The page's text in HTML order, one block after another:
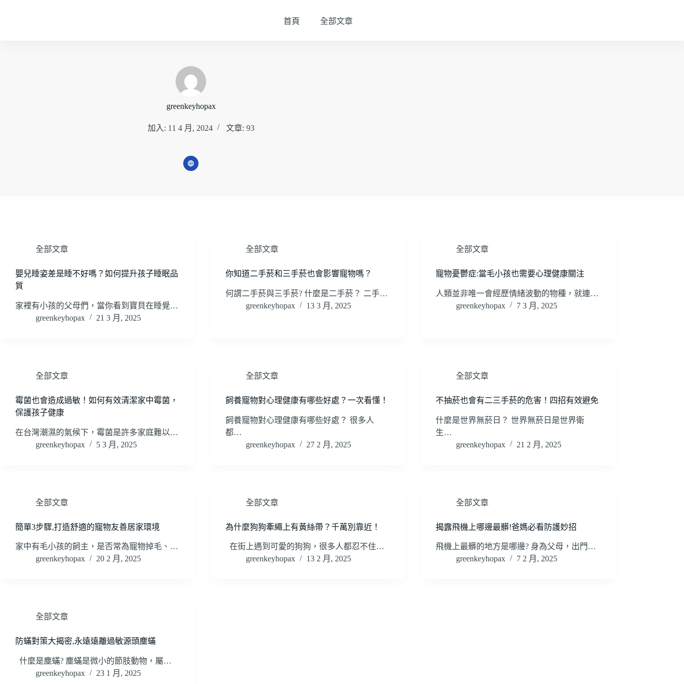
首頁 全部文章
greenkeyhopax
加入: 11 4 月, 2024 文章: 93
全部文章
嬰兒睡姿差是睡不好嗎？如何提升孩子睡眠品
質
家裡有小孩的父母們，當你看到寶貝在睡覺…
greenkeyhopax
21 3 月, 2025
全部文章
你知道二手菸和三手菸也會影響寵物嗎？
何謂二手菸與三手菸? 什麼是二手菸？ 二手…
greenkeyhopax
13 3 月, 2025
全部文章
寵物憂鬱症:當毛小孩也需要心理健康關注
人類並非唯一會經歷情緒波動的物種，就連…
greenkeyhopax
7 3 月, 2025
全部文章
霉菌也會造成過敏！如何有效清潔家中霉菌，
保護孩子健康
在台灣潮濕的氣候下，霉菌是許多家庭難以…
greenkeyhopax
5 3 月, 2025
全部文章
飼養寵物對心理健康有哪些好處？一次看懂！
飼養寵物對心理健康有哪些好處？ 很多人
都…
greenkeyhopax
27 2 月, 2025
全部文章
不抽菸也會有二三手菸的危害！四招有效避免
什麼是世界無菸日？ 世界無菸日是世界衛
生…
greenkeyhopax
21 2 月, 2025
全部文章
簡單3步驟,打造舒適的寵物友善居家環境
家中有毛小孩的飼主，是否常為寵物掉毛、…
greenkeyhopax
20 2 月, 2025
全部文章
為什麼狗狗牽繩上有黃絲帶？千萬別靠近！
在街上遇到可愛的狗狗，很多人都忍不住…
greenkeyhopax
13 2 月, 2025
全部文章
揭露飛機上哪邊最髒!爸媽必看防護妙招
飛機上最髒的地方是哪邊? 身為父母，出門…
greenkeyhopax
7 2 月, 2025
全部文章
防蟎對策大揭密,永遠遠離過敏源頭塵蟎
什麼是塵蟎? 塵蟎是微小的節肢動物，屬…
greenkeyhopax
23 1 月, 2025